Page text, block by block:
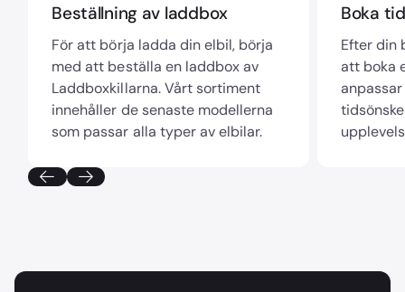
Beställning av laddbox
För att börja ladda din elbil, börja
med att beställa en laddbox av
Laddboxkillarna. Vårt sortiment
innehåller de senaste modellerna
som passar alla typer av elbilar.
Boka
Efter din
att boka